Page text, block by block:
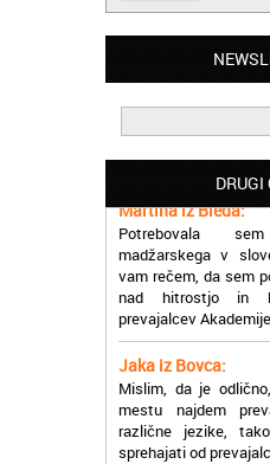
DRUGI
Matjaž iz
Lahko pohvalim vse
Oxford, ker so
prevajalske
Potrebovala
madžarskega v
vam rečem, da sem
nad hitrostjo in
prevajalcev
Jaka iz Bovca:
Mislim, da je
mestu najdem
različne jezike,
sprehajati od